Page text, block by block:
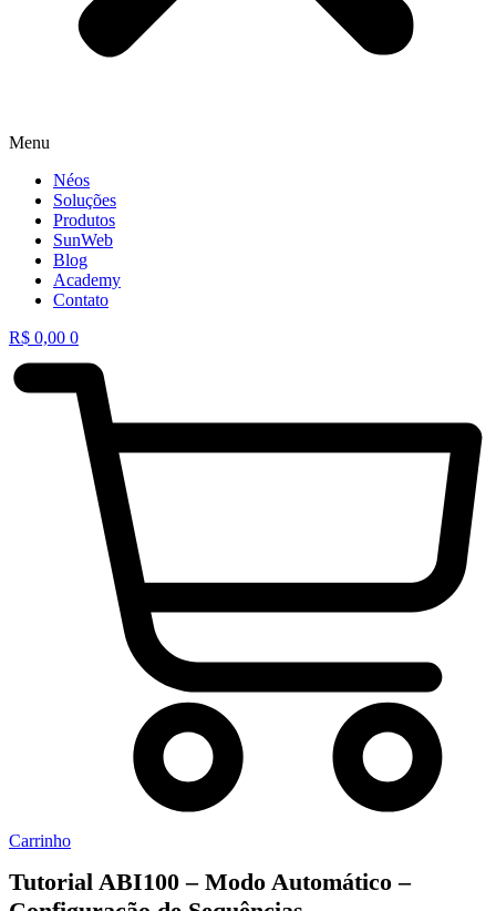
Menu
Néos
Soluções
Produtos
SunWeb
Blog
Academy
Contato
R$ 0,00 0
Carrinho
Tutorial ABI100 – Modo Automático –